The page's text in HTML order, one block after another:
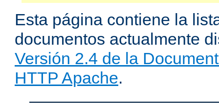
Esta página contiene la
documentos actualmente
Versión 2.4 de la
HTTP Apache.